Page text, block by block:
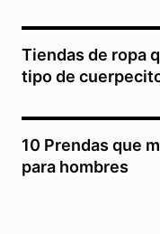
Tiendas de ropa
tipo de
10 Prendas que
para hombres